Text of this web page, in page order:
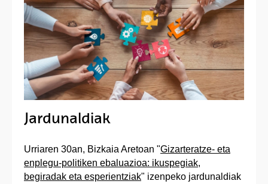
Jardunaldiak
Urriaren 30an, Bizkaia Aretoan "Gizarteratze- eta
enplegu-politiken ebaluazioa: ikuspegiak,
begiradak eta esperientziak" izenpeko jardunaldiak